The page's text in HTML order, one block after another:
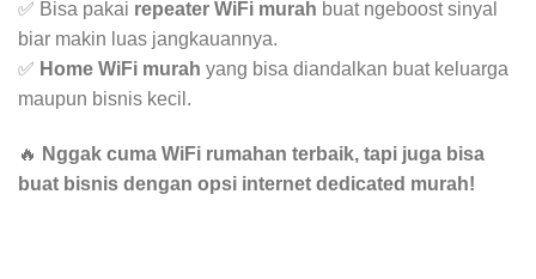
✅ Bisa pakai repeater WiFi murah buat ngeboost sinyal
biar makin luas jangkauannya.
✅ Home WiFi murah yang bisa diandalkan buat keluarga
maupun bisnis kecil.
🔥 Nggak cuma WiFi rumahan terbaik, tapi juga bisa
buat bisnis dengan opsi internet dedicated murah!